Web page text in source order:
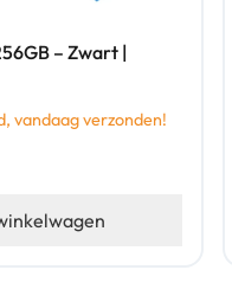
– Zwart |
vandaag verzonden!